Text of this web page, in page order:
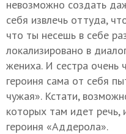
невозможно создать
себя извлечь оттуда,
что ты несешь в себе
локализировано в
жениха. И сестра очень
героиня сама от себя
чужая». Кстати,
которых там идет речь,
героиня «Аддерола».